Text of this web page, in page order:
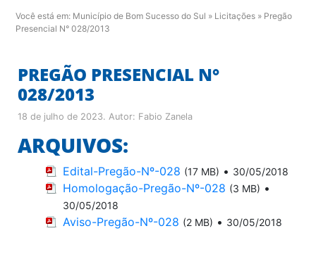
Você está em: Município de Bom Sucesso do Sul » Licitações » Pregão
Presencial N° 028/2013
PREGÃO PRESENCIAL N°
028/2013
18 de julho de 2023. Autor: Fabio Zanela
ARQUIVOS:
Edital-Pregão-Nº-028 (17 MB) • 30/05/2018
Homologação-Pregão-Nº-028 (3 MB) •
30/05/2018
Aviso-Pregão-Nº-028 (2 MB) • 30/05/2018